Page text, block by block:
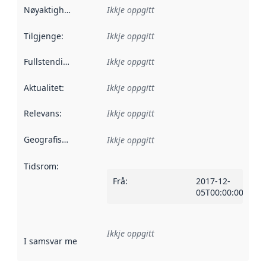
Nøyaktigheit Ikkje oppgitt
Tilgjenge: Ikkje oppgitt
Fullstendigheit Ikkje oppgitt
Aktualitet: Ikkje oppgitt
Relevans: Ikkje oppgitt
Geografisk område Ikkje oppgitt
Tidsrom:
Frå:
2017-12-
05T00:00:00Z
I samsvar med Referanse til ei implementeringsregel eller
Ikkje oppgitt